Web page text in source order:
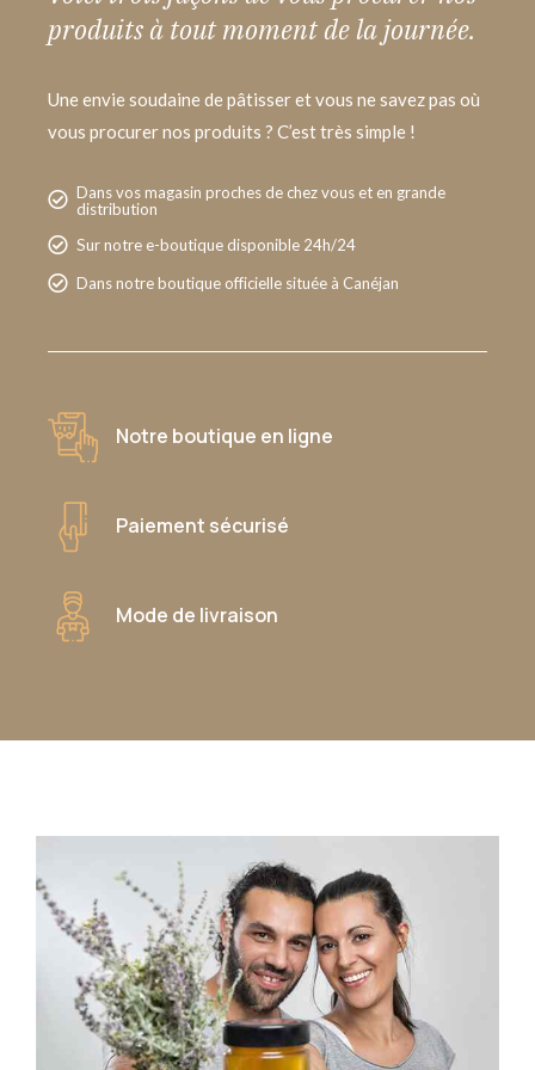
produits à tout moment de la journée.
Une envie soudaine de pâtisser et vous ne savez pas où
vous procurer nos produits ? C’est très simple !
Dans vos magasin proches de chez vous et en grande
distribution
Sur notre e-boutique disponible 24h/24
Dans notre boutique officielle située à Canéjan
Notre boutique en ligne
Paiement sécurisé
Mode de livraison